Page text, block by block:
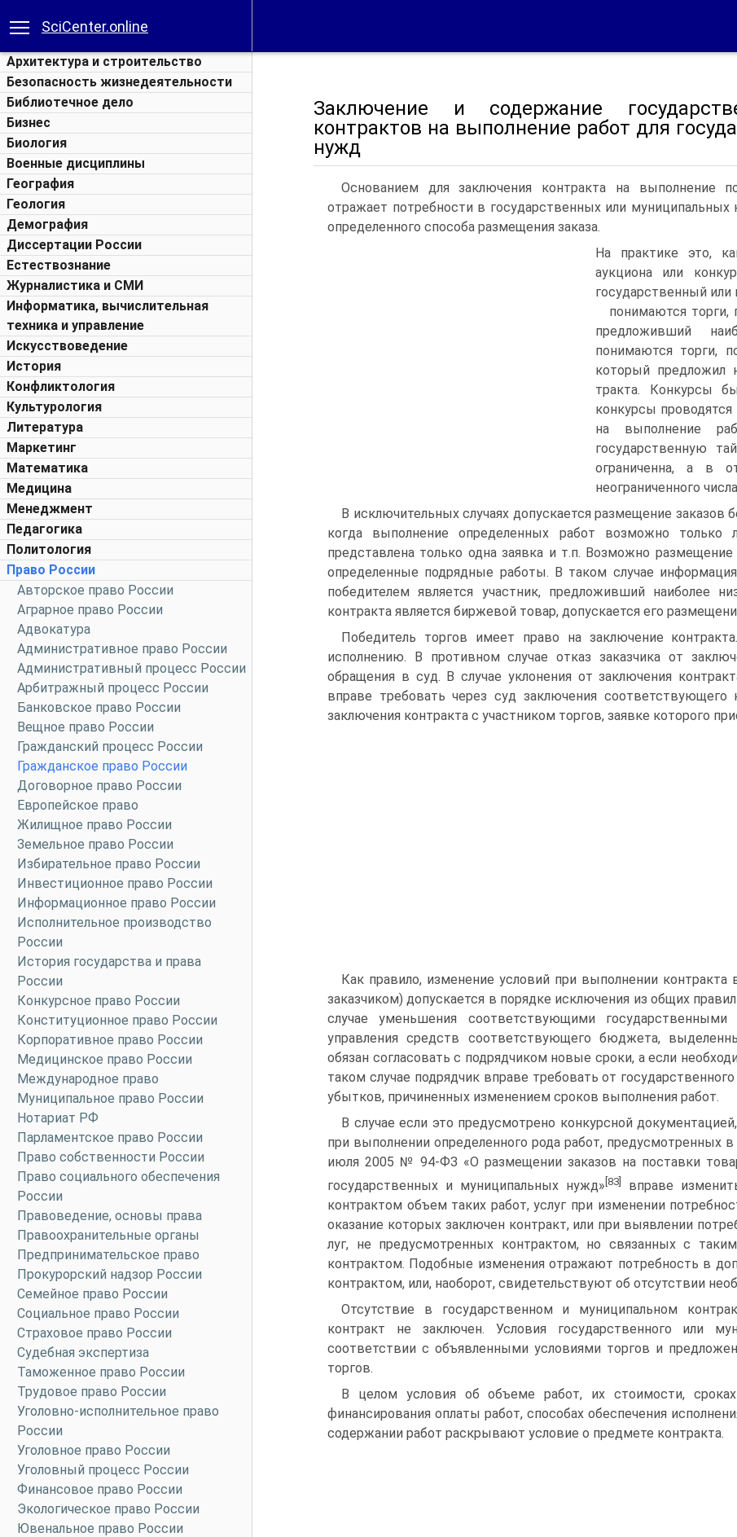
SciCenter.online
Архитектура и строительство
Безопасность жизнедеятельности
Библиотечное дело
Бизнес
Биология
Военные дисциплины
География
Геология
Демография
Диссертации России
Естествознание
Журналистика и СМИ
Информатика, вычислительная
техника и управление
Искусствоведение
История
Конфликтология
Культурология
Литература
Маркетинг
Математика
Медицина
Менеджмент
Педагогика
Политология
Право России
Авторское право России
Аграрное право России
Адвокатура
Административное право России
Административный процесс России
Арбитражный процесс России
Банковское право России
Вещное право России
Гражданский процесс России
Гражданское право России
Договорное право России
Европейское право
Жилищное право России
Земельное право России
Избирательное право России
Инвестиционное право России
Информационное право России
Исполнительное производство
России
История государства и права
России
Конкурсное право России
Конституционное право России
Корпоративное право России
Медицинское право России
Международное право
Муниципальное право России
Нотариат РФ
Парламентское право России
Право собственности России
Право социального обеспечения
России
Правоведение, основы права
Правоохранительные органы
Предпринимательское право
Прокурорский надзор России
Семейное право России
Социальное право России
Страховое право России
Судебная экспертиза
Таможенное право России
Трудовое право России
Уголовно-исполнительное право
России
Уголовное право России
Уголовный процесс России
Финансовое право России
Экологическое право России
Ювенальное право России
Заключение и содержание
контрактов на выполнение работ для
нужд
Основанием для заключения контракта на выполнение
отражает потребности в государственных или муниципальных
определенного способа размещения зака­за.
На практике это,
аукциона или
государственный
понимаются торги,
предложивший
понимаются торги,
который предложил
тракта. Конкурсы
конкурсы
на выполнение
государственную
огра­ниченна, а в
неограниченного
В исключительных случаях допускается размещение заказов
когда выполнение определенных работ возможно
представлена только одна заявка и т.п. Возможно
опреде­ленные подрядные работы. В таком случае
победителем является участник, предложивший наиболее
контракта является биржевой товар, допускается его
Победитель торгов имеет право на заключение
исполнению. В противном случае отказ заказчика от
обращения в суд. В случае уклонения от заклю­чения
вправе требовать через суд заключения
заключения контракта с участником торгов, заявке которого
Как правило, изменение условий при выполнении
заказчиком) допускается в порядке исключения из общих
случае уменьшения соответствующими
управления средств соответствующего бюджета,
обязан согласовать с подрядчиком новые сроки, а если
таком случае подрядчик вправе требовать от
убыт­ков, причиненных изменением сроков выполнения работ.
В случае если это предусмотрено конкурсной
при выполнении определенного рода работ, преду­смотренных
июля 2005 № 94-ФЗ «О размещении заказов на поставки
государственных и муниципальных нужд» [83]
вправе
контрактом объем таких работ, услуг при изменении
оказание которых заключен контракт, или при выявлении
луг, не предусмотренных контрактом, но связанных с
контрактом. Подобные изменения отражают потребность в
контрактом, или, наоборот, сви­детельствуют об отсутствии
Отсутствие в государственном и муниципальном
контракт не заключен. Условия государственного или
соответствии с объявленными условиями торгов и
торгов.
В целом условия об объеме работ, их стоимости,
финансирования оплаты работ, способах обеспечения
содержании работ раскрывают условие о предмете контракта.